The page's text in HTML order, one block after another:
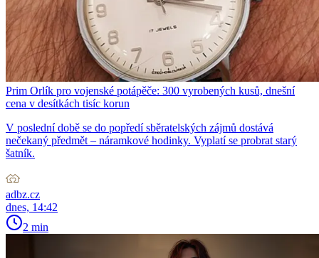
Prim Orlík pro vojenské potápěče: 300 vyrobených kusů, dnešní
cena v desítkách tisíc korun
V poslední době se do popředí sběratelských zájmů dostává
nečekaný předmět – náramkové hodinky. Vyplatí se probrat starý
šatník.
adbz.cz
dnes, 14:42
2 min